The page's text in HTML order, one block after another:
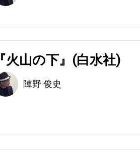
『火山の下』(白水社)
陣野 俊史